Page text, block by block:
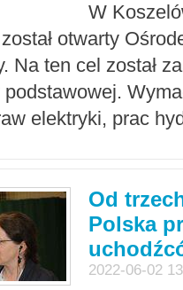
W
otwarty
Na ten cel został
podstawowej.
elektryki, prac
Od
Polska
2022-06-02